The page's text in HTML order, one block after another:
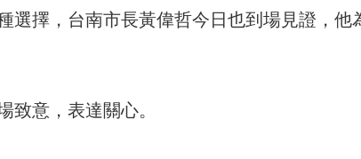
選擇，台南市長黃偉哲今日也到場見證，他
致意，表達關心。